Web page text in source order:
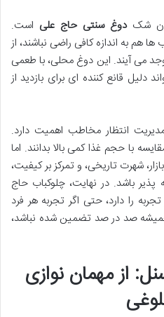
شکدوغ سنتی حاج علی است.
هم به اندازه کافی راضی نباشند، از
می آیند. این دوغ محلی، با طعمی
دلیل قانع کننده ای برای بازدید از
انتظار مخاطب اهمیت دارد.
با حجم غذا کمی بالا بدانند. اما
شهرت تاریخی، و تمرکز بر کیفیت،
باشد. در نهایت، چلوکباب حاج
را دارد، حتی اگر تجربه هر فرد
صد در صد تضمین شده نباشد،
از مهمان نوازی